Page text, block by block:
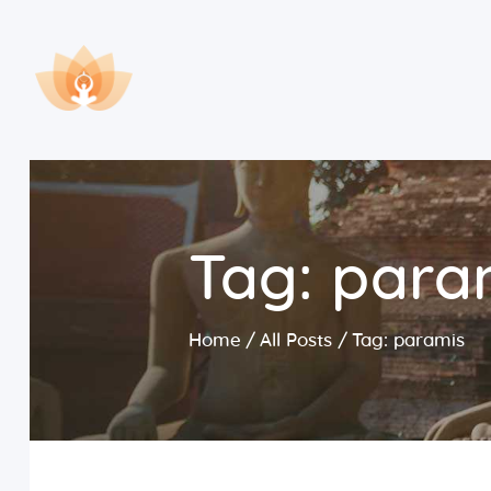
Tag:
Home All Posts Tag: paramis